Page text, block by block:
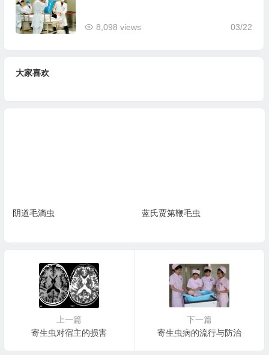
03/22
8,098 views
大家喜欢
阴道毛滴虫 蓝氏贾第鞭毛虫
上一篇
寄生虫对宿主的损害
下一篇
寄生虫病的流行与防治